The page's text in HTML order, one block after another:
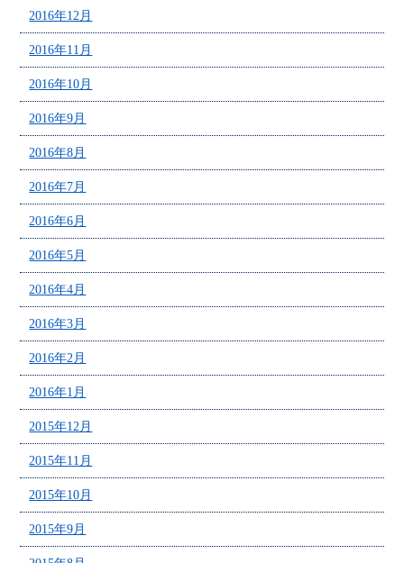
2016年12月
2016年11月
2016年10月
2016年9月
2016年8月
2016年7月
2016年6月
2016年5月
2016年4月
2016年3月
2016年2月
2016年1月
2015年12月
2015年11月
2015年10月
2015年9月